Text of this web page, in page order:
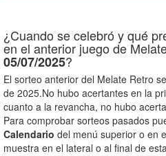
¿Cuando se celebró y qué
en el anterior juego de
05/07/2025?
El sorteo anterior del Melate Retro
de 2025.No hubo acertantes en la
cuanto a la revancha, no hubo
Para comprobar sorteos pasados
Calendario del menú superior o en
muestra en el lateral o al final de